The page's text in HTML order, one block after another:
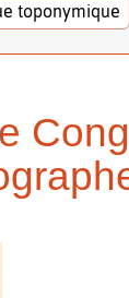
toponymique